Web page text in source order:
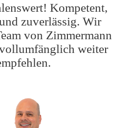
Kompetent,
zuverlässig. Wir
von Zimmermann
weiter